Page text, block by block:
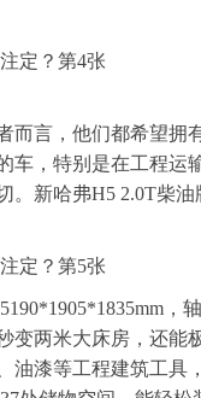
而言，他们都希望拥
车，特别是在工程运
。新哈弗H5 2.0T柴
，
变两米大床房，还能
油漆等工程建筑工具